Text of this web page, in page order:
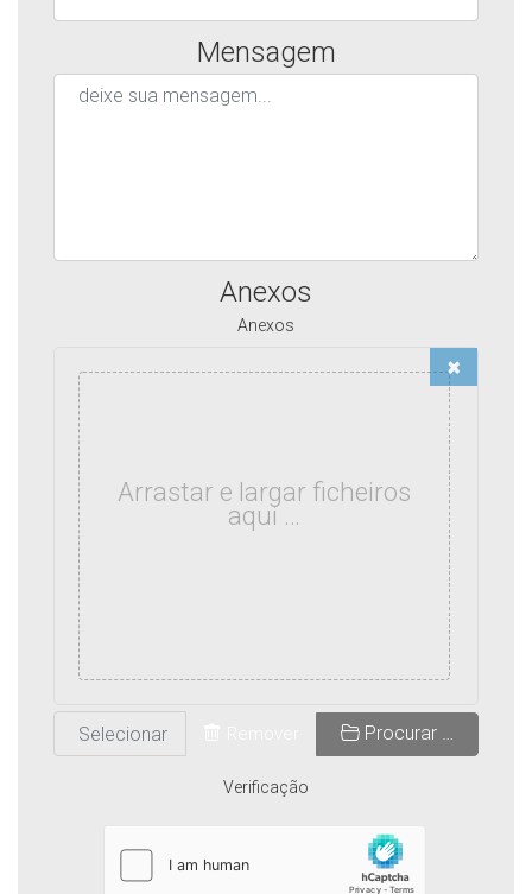
Mensagem
Anexos
Anexos
×
Arrastar e largar ficheiros
aqui …
Procurar …
Verificação